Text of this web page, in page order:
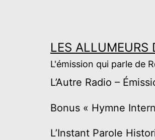
LES ALLUMEURS
L'émission qui parle de
L’Autre Radio –
Bonus « Hymne
L’Instant Parole